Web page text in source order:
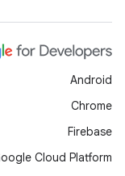
Android
Chrome
Firebase
Cloud Platform